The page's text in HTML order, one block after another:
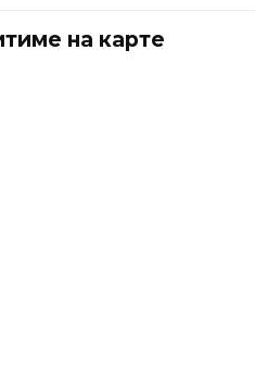
на карте